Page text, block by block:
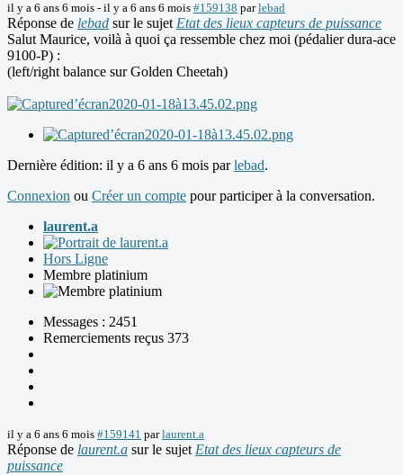
il y a 6 ans 6 mois - il y a 6 ans 6 mois #159138 parlebad
Réponse de lebad sur le sujet Etat des lieux capteurs de puissance
Salut Maurice, voilà à quoi ça ressemble chez moi (pédalier dura-ace
9100-P) :
(left/right balance sur Golden Cheetah)
Dernière édition: il y a 6 ans 6 mois parlebad.
Connexion ou Créer un compte pour participer à la conversation.
laurent.a
Hors Ligne
Membre platinium
Messages : 2451
Remerciements reçus 373
il y a 6 ans 6 mois #159141 parlaurent.a
Réponse de laurent.a sur le sujet Etat des lieux capteurs de
puissance